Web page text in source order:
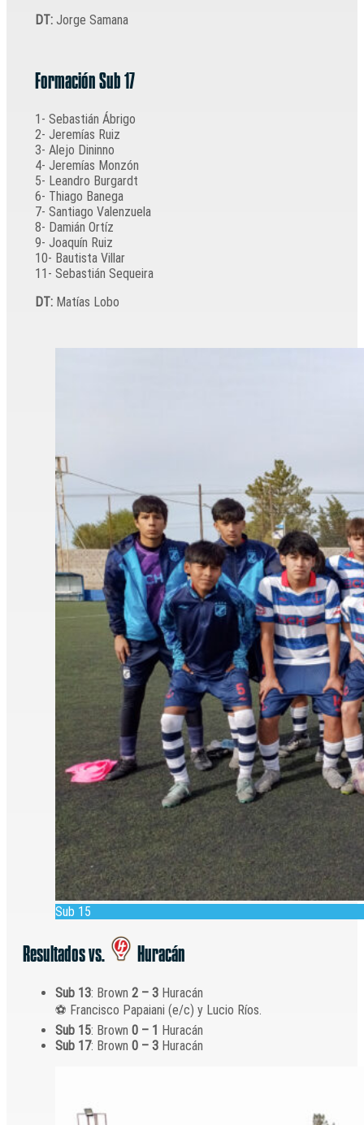
DT: Jorge Samana
Formación Sub 17
1- Sebastián Ábrigo
2- Jeremías Ruiz
3- Alejo Dininno
4- Jeremías Monzón
5- Leandro Burgardt
6- Thiago Banega
7- Santiago Valenzuela
8- Damián Ortíz
9- Joaquín Ruiz
10- Bautista Villar
11- Sebastián Sequeira
DT: Matías Lobo
Sub 15
Resultados vs. Huracán
Sub 13: Brown 2 – 3 Huracán
⚽️ Francisco Papaiani (e/c) y Lucio Ríos.
Sub 15: Brown 0 – 1 Huracán
Sub 17: Brown 0 – 3 Huracán